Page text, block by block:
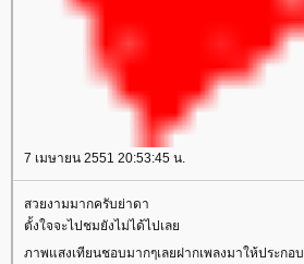
7 เมษายน 2551 20:53:45 น.
สวยงามมากครับย่าดา
ตั้งใจจะไปชมยังไม่ได้ไปเล
ภาพแสงเทียนชอบมากๆเลยฝากเพลงมาให้ประกอ